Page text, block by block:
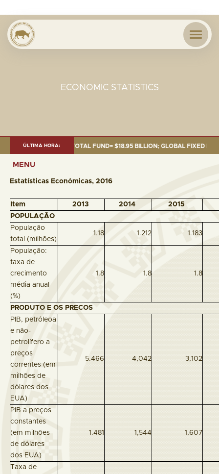
ECONOMIC STATISTICS
ÚLTIMA HORA:
OF 30 SEP. 2025: TOTAL FUND= $18.95 BILLION; GLOBAL FIXED
MENU
Estatísticas Económicas, 2016
Item 2013 2014
2015
POPULAÇÃO
População
total (milhões)
1.18 1.212 1.183
População:
taxa de
crecimento
média anual
(%)
1.8 1.8 1.8
PRODUTO E OS PRECOS
PIB, petróleoa
e não-
petrolífero a
preços
correntes (em
milhões de
dólares dos
EUA)
5.466 4,042 3,102
PIB a preços
constantes
(em milhões
de dólares
dos EUA)
1.481 1,544 1,607
Taxa de